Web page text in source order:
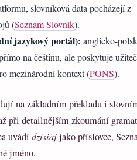
slovníková data pocházejí z
(Seznam Slovník).
jazykový portál): anglicko-
na češtinu, ale poskytuje
mezinárodní kontext (PONS).
na základním překladu i
při detailnějším zkoumání
uvádídzisiajjako příslovce,
jméno.